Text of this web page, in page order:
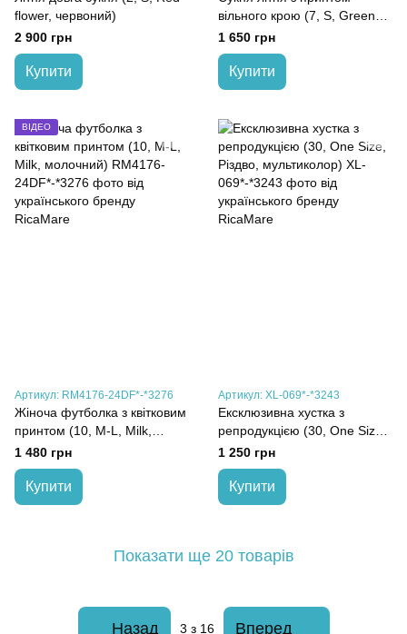
flower, червоний)
2 900 грн
Купити
вільного крою (7, S, Green
leaves, зелений)
1 650 грн
Купити
ВІДЕО
Артикул: RM4176-24DF*-*3276
Жіноча футболка з квітковим
принтом (10, M-L, Milk,
молочний)
1 480 грн
Купити
Артикул: XL-069*-*3243
Ексклюзивна хустка з
репродукцією (30, One Size,
Різдво, мультиколор)
1 250 грн
Купити
Показати ще 20 товарів
Назад 3 з 16 Вперед